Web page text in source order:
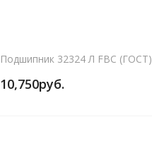
Подшипник 32324 Л FBC (ГОСТ)
10,750руб.